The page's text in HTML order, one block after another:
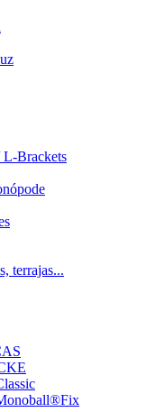
L-Brackets
terrajas...